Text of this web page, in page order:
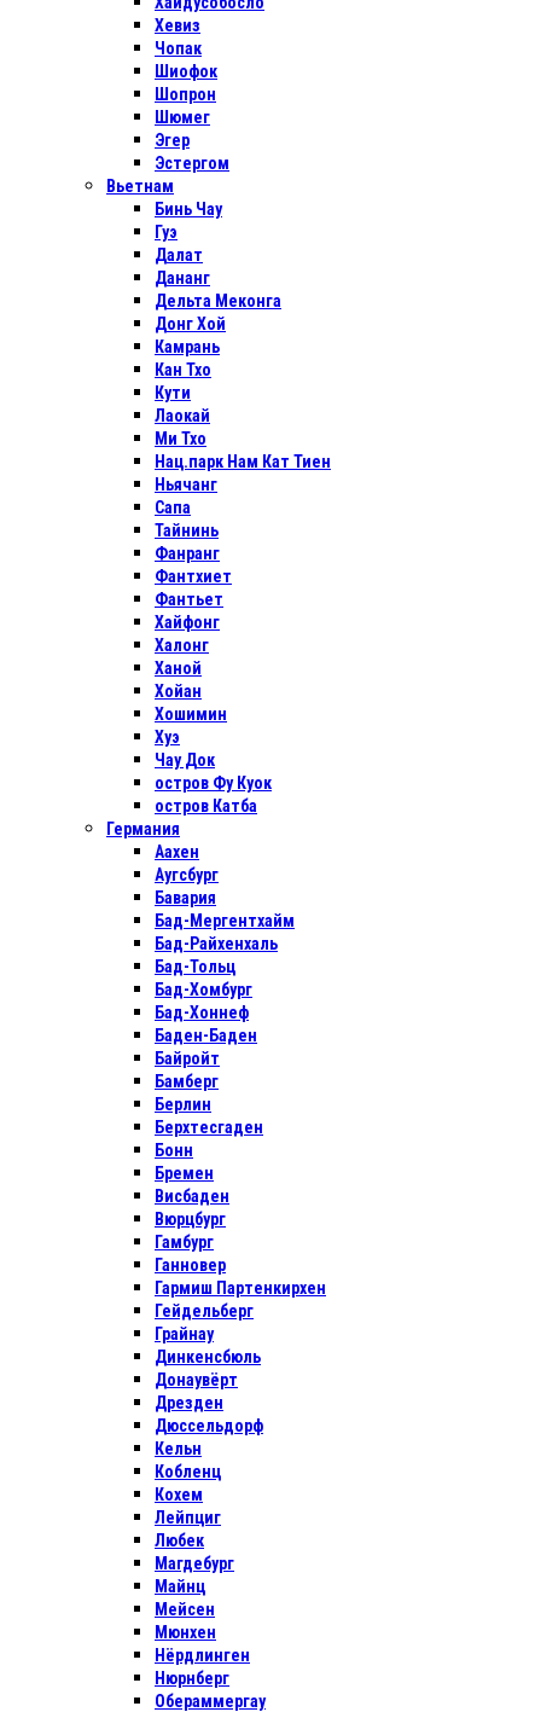
Хевиз
Чопак
Шиофок
Шопрон
Шюмег
Эгер
Эстергом
Вьетнам
Бинь Чау
Гуэ
Далат
Дананг
Дельта Меконга
Донг Хой
Камрань
Кан Тхо
Кути
Лаокай
Ми Тхо
Нац.парк Нам Кат Тиен
Ньячанг
Сапа
Тайнинь
Фанранг
Фантхиет
Фантьет
Хайфонг
Халонг
Ханой
Хойан
Хошимин
Хуэ
Чау Док
остров Фу Куок
остров Катба
Германия
Аахен
Аугсбург
Бавария
Бад-Мергентхайм
Бад-Райхенхаль
Бад-Тольц
Бад-Хомбург
Бад-Хоннеф
Баден-Баден
Байройт
Бамберг
Берлин
Берхтесгаден
Бонн
Бремен
Висбаден
Вюрцбург
Гамбург
Ганновер
Гармиш Партенкирхен
Гейдельберг
Грайнау
Динкенсбюль
Донаувёрт
Дрезден
Дюссельдорф
Кельн
Кобленц
Кохем
Лейпциг
Любек
Магдебург
Майнц
Мейсен
Мюнхен
Нёрдлинген
Нюрнберг
Обераммергау